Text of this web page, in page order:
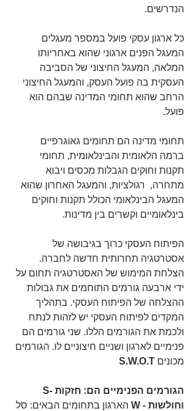
הנדרשים.
כל ארגון עסקי פועל במספר מעגלים
המעגל הפנים ארגוני שהוא באחריותו
המלאה, המעגל החיצוני של הסביבה
העסקית בה פועל העסק, והמעגל החיצוני
הרחב שהוא תחומי המדינה שבהם הוא
פועל.
תחומי מדינה הם תחומים גאוגרפיים
ברמה הלאומית והבינלאומית, תחומי
תקנות וחוקים הגבלות מכסים ויבוא
מתחרה,  רגולציות, והמעגל האחרון שהוא
המעגל הבינלאומי הכולל תקנות וחוקים
בינלאומיים וקשרים בין מדינות.
הפיתוח העסקי כרוך בגיבושה של
אסטרטגיה תחרותית חדשה לחברה.
הצלחת המימוש של האסטרטגיה תחום על
ידי ארבעה גורמים התוחמים את גבולות
ההצלחה של הפיתוח העסקי. בתהליך
המקדים לפיתוח העסקי יש לזהות לנתח
ולכמת את הגורמים הללו. שני גורמים הם
פנימיים לארגון ושניים חיצוניים לו. הגורמים
מכונים S.W.O.T
וחולשות - W
הארגון בתחומים הבאים: סל